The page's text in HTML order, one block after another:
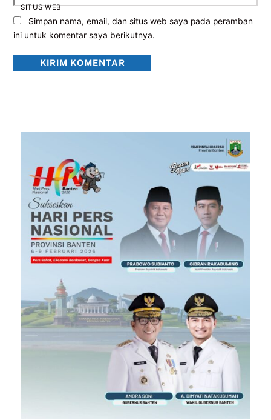
SITUS WEB
Simpan nama, email, dan situs web saya pada peramban
ini untuk komentar saya berikutnya.